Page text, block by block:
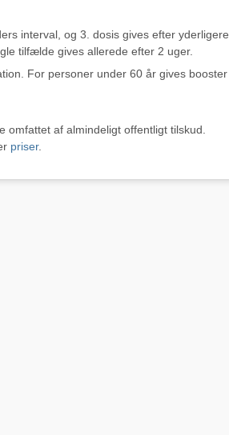
interval, og 3. dosis gives efter yderligere
tilfælde gives allerede efter 2 uger.
For personer under 60 år gives booster
af almindeligt offentligt tilskud.
priser.